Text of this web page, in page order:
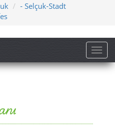
- Selçuk-Stadt